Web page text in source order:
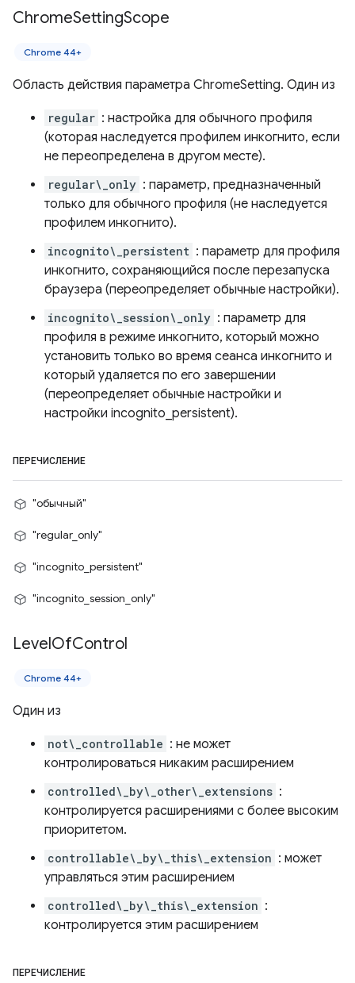
ChromeSettingScope
Chrome 44+
Область действия параметра ChromeSetting. Один из
regular : настройка для обычного профиля
(которая наследуется профилем инкогнито, если
не переопределена в другом месте).
regular\_only : параметр, предназначенный
только для обычного профиля (не наследуется
профилем инкогнито).
incognito\_persistent : параметр для профиля
инкогнито, сохраняющийся после перезапуска
браузера (переопределяет обычные настройки).
incognito\_session\_only : параметр для
профиля в режиме инкогнито, который можно
установить только во время сеанса инкогнито и
который удаляется по его завершении
(переопределяет обычные настройки и
настройки incognito_persistent).
ПЕРЕЧИСЛЕНИЕ
"обычный"
"regular_only"
"incognito_persistent"
"incognito_session_only"
LevelOfControl
Chrome 44+
Один из
not\_controllable : не может
контролироваться никаким расширением
controlled\_by\_other\_extensions :
контролируется расширениями с более высоким
приоритетом.
controllable\_by\_this\_extension : может
управляться этим расширением
controlled\_by\_this\_extension :
контролируется этим расширением
ПЕРЕЧИСЛЕНИЕ